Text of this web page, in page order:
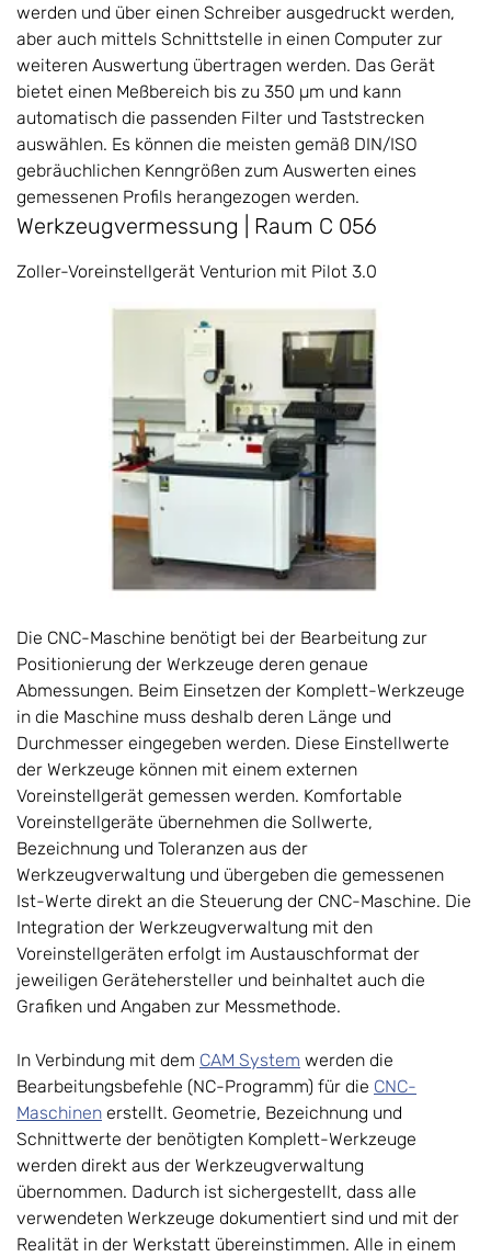
werden und über einen Schreiber ausgedruckt werden,
aber auch mittels Schnittstelle in einen Computer zur
weiteren Auswertung übertragen werden. Das Gerät
bietet einen Meßbereich bis zu 350 µm und kann
automatisch die passenden Filter und Taststrecken
auswählen. Es können die meisten gemäß DIN/ISO
gebräuchlichen Kenngrößen zum Auswerten eines
gemessenen Profils herangezogen werden.
Werkzeugvermessung | Raum C 056
Zoller-Voreinstellgerät Venturion mit Pilot 3.0
Die CNC-Maschine benötigt bei der Bearbeitung zur
Positionierung der Werkzeuge deren genaue
Abmessungen. Beim Einsetzen der Komplett-Werkzeuge
in die Maschine muss deshalb deren Länge und
Durchmesser eingegeben werden. Diese Einstellwerte
der Werkzeuge können mit einem externen
Voreinstellgerät gemessen werden. Komfortable
Voreinstellgeräte übernehmen die Sollwerte,
Bezeichnung und Toleranzen aus der
Werkzeugverwaltung und übergeben die gemessenen
Ist-Werte direkt an die Steuerung der CNC-Maschine. Die
Integration der Werkzeugverwaltung mit den
Voreinstellgeräten erfolgt im Austauschformat der
jeweiligen Gerätehersteller und beinhaltet auch die
Grafiken und Angaben zur Messmethode.
In Verbindung mit dem CAM System werden die
Bearbeitungsbefehle (NC-Programm) für die CNC-
Maschinen erstellt. Geometrie, Bezeichnung und
Schnittwerte der benötigten Komplett-Werkzeuge
werden direkt aus der Werkzeugverwaltung
übernommen. Dadurch ist sichergestellt, dass alle
verwendeten Werkzeuge dokumentiert sind und mit der
Realität in der Werkstatt übereinstimmen. Alle in einem